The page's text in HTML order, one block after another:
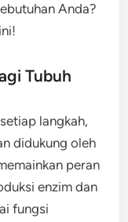
Anda?
Tubuh
langkah,
didukung oleh
peran
enzim dan
fungsi